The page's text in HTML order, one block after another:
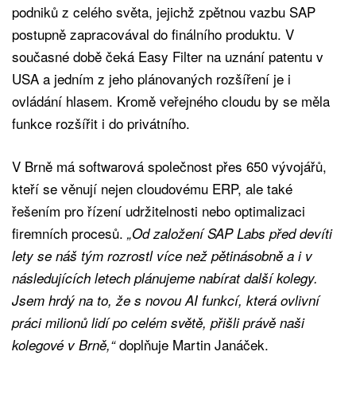
podniků z celého světa, jejichž zpětnou vazbu SAP
postupně zapracovával do finálního produktu. V
současné době čeká Easy Filter na uznání patentu v
USA a jedním z jeho plánovaných rozšíření je i
ovládání hlasem. Kromě veřejného cloudu by se měla
funkce rozšířit i do privátního.
V Brně má softwarová společnost přes 650 vývojářů,
kteří se věnují nejen cloudovému ERP, ale také
řešením pro řízení udržitelnosti nebo optimalizaci
firemních procesů. „Od založení SAP Labs před devíti
lety se náš tým rozrostl více než pětinásobně a i v
následujících letech plánujeme nabírat další kolegy.
Jsem hrdý na to, že s novou AI funkcí, která ovlivní
práci milionů lidí po celém světě, přišli právě naši
kolegové v Brně,“doplňuje Martin Janáček.